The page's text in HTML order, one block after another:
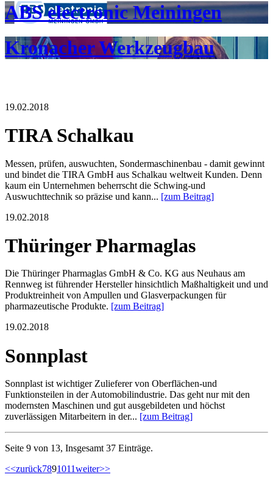
ABS electronic Meiningen
Kronacher Werkzeugbau
19.02.2018
TIRA Schalkau
Messen, prüfen, auswuchten, Sondermaschinenbau - damit gewinnt
und bindet die TIRA GmbH aus Schalkau weltweit Kunden. Denn
kaum ein Unternehmen beherrscht die Schwing-und
Auswuchttechnik so präzise und kann... [zum Beitrag]
19.02.2018
Thüringer Pharmaglas
Die Thüringer Pharmaglas GmbH & Co. KG aus Neuhaus am
Rennweg ist führender Hersteller hinsichtlich Maßhaltigkeit und und
Produktreinheit von Ampullen und Glasverpackungen für
pharmazeutische Produkte. [zum Beitrag]
19.02.2018
Sonnplast
Sonnplast ist wichtiger Zulieferer von Oberflächen-und
Funktionsteilen in der Automobilindustrie. Das geht nur mit den
modernsten Maschinen und gut ausgebildeten und höchst
zuverlässigen Mitarbeitern in der... [zum Beitrag]
Seite 9 von 13, Insgesamt 37 Einträge.
<<zurück7891011weiter>>